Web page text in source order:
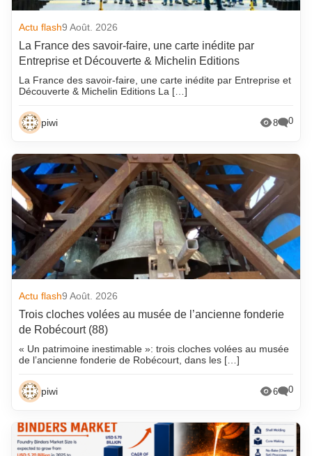
Actu flash9 Août. 2026
La France des savoir-faire, une carte inédite par
Entreprise et Découverte & Michelin Editions
La France des savoir-faire, une carte inédite par Entreprise et
Découverte & Michelin Editions La […]
piwi 8 0
Actu flash9 Août. 2026
Trois cloches volées au musée de l’ancienne fonderie
de Robécourt (88)
« Un patrimoine inestimable »: trois cloches volées au musée
de l’ancienne fonderie de Robécourt, dans les […]
piwi 6 0